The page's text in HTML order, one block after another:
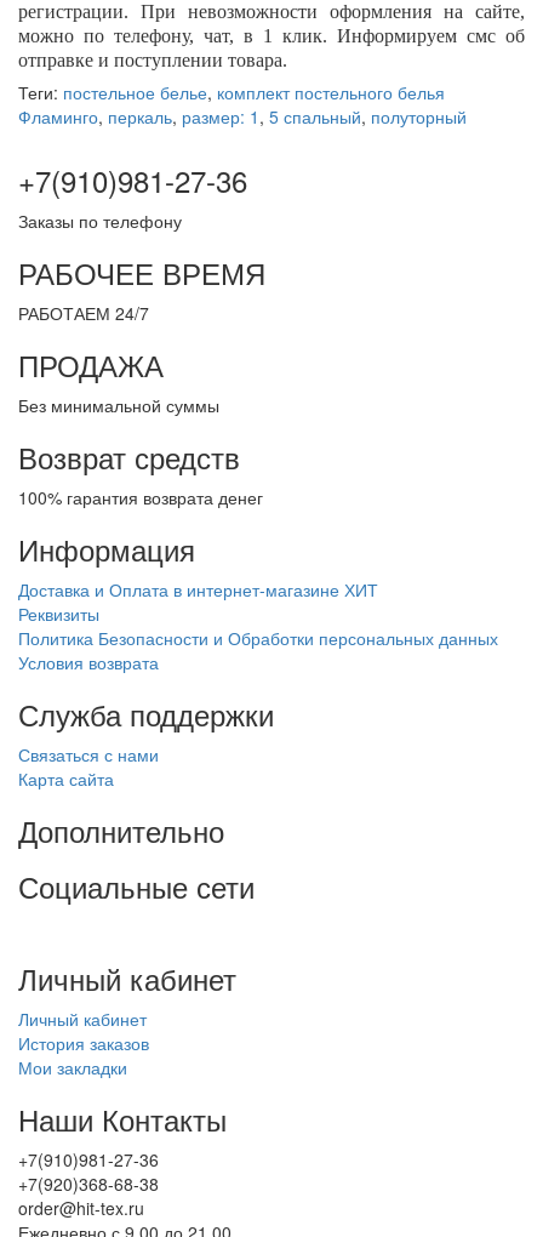
регистрации. При невозможности оформления на сайте,
можно по телефону, чат, в 1 клик. Информируем смс об
отправке и поступлении товара.
Теги: постельное белье, комплект постельного белья
Фламинго, перкаль, размер: 1 , 5 спальный, полуторный
+7(910)981-27-36
Заказы по телефону
РАБОЧЕЕ ВРЕМЯ
РАБОТАЕМ 24/7
ПРОДАЖА
Без минимальной суммы
Возврат средств
100% гарантия возврата денег
Информация
Доставка и Оплата в интернет-магазине ХИТ
Реквизиты
Политика Безопасности и Обработки персональных данных
Условия возврата
Служба поддержки
Связаться с нами
Карта сайта
Дополнительно
Социальные сети
Личный кабинет
Личный кабинет
История заказов
Мои закладки
Наши Контакты
+7(910)981-27-36
+7(920)368-68-38
order@hit-tex.ru
Ежедневно с 9.00 до 21.00